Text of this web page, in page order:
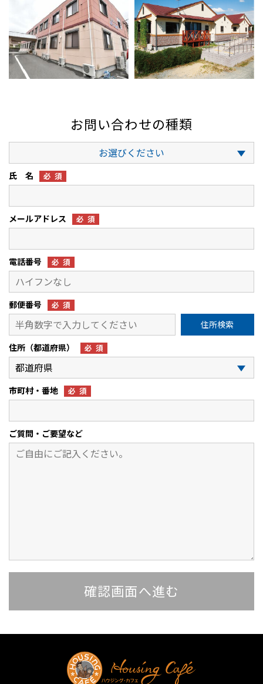
お問い合わせの種類
お選びください
氏 名 必須
メールアドレス 必須
電話番号 必須
郵便番号 必須
住所検索
住所（都道府県） 必須
市町村・番地 必須
ご質問・ご要望など